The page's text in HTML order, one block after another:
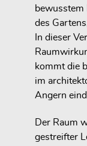
bewusstem
des
In dieser
kommt die
im
Angern
Der Raum
gestreifter